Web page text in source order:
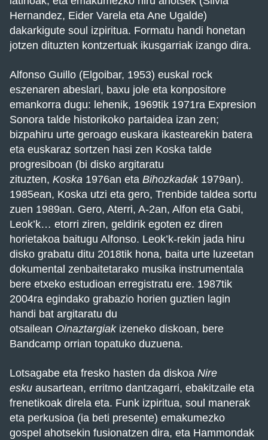
Hernandez, Eider Varela eta Ane Ugalde)
dakarkigute soul izpiritua. Formatu handi honetan
jotzen dituzten kontzertuak ikusgarriak izango dira.
Alfonso Guillo (Elgoibar, 1953) euskal rock
eszenaren abeslari, baxu jole eta konpositore
emankorra dugu: lehenik, 1969tik 1971ra Expresion
Sonora talde historikoko partaidea izan zen;
bizpahiru urte geroago euskara ikastearekin batera
eta euskaraz sortzen hasi zen Koska talde
progresiboan (bi disko argitaratu
zituzten, Koska 1976an eta Bihozkadak 1979an).
1985ean, Koska utzi eta gero, Trenbide taldea sortu
zuen 1989an. Gero, Aterri, A-2an, Alfon eta Gabi,
Leok’k… etorri ziren, geldirik egoten ez diren
horietakoa baitugu Alfonso. Leok’k-rekin jada hiru
disko grabatu ditu 2018tik hona, baita urte luzeetan
dokumental zenbaitetarako musika instrumentala
bere etxeko estudioan erregistratu ere. 1987tik
2004ra egindako grabazio horien guztien lagin
handi bat argitaratu du
otsailean Oinaztargiakizeneko diskoan, bere
Bandcamp orrian topatuko duzuena.
Lotsagabe eta fresko hasten da diskoa Nire
esku ausartean, erritmo dantzagarri, ebakitzaile eta
frenetikoak direla eta. Funk izpiritua, soul manerak
eta perkusioa (ia beti presente) emakumezko
gospel ahotsekin fusionatzen dira, eta Hammondak